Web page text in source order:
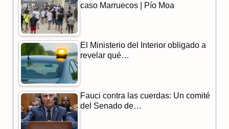
caso Marruecos | Pío Moa
El Ministerio del Interior obligado a
revelar qué…
Fauci contra las cuerdas: Un comité
del Senado de…